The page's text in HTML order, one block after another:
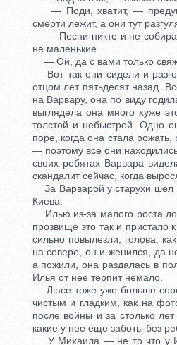
— Поди, хватит, —
смерти лежит, а они тут
— Песни никто и не
не маленькие.
— Ой, да с вами только
Вот так они сидели и
отцом лет пятьдесят назад.
на Варвару, она по виду
выглядела она много хуже
толстой и небыстрой. Одно
поре, когда она стала
— поэтому все они
своих ребятах Варвара
скандалит сейчас, когда
За Варварой у старухи шел
Киева.
Илью из-за малого роста до
прозвище это так и пристало
сильно повылезли, голова,
на севере, он и женился, да
а пожили, она раздалась в
Илья от нее терпит немало.
Люсе тоже уже больше
чистым и гладким, как на
после войны и за столько
какие у нее еще заботы без
У Михаила — не то что у